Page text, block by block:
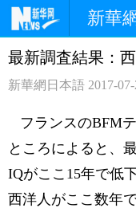
新華
ホームページ
観光
中日対訳
最新調査結果：
新華網日本語 2017-
フランスのBFM
ところによると、
IQがここ15年で低
西洋人がここ数年